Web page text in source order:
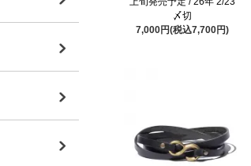
〆切
7,000円(税込7,700円)